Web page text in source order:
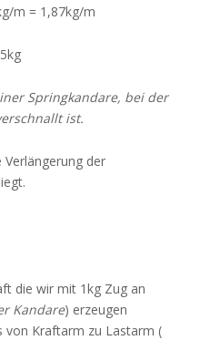
m = 1,87kg/m
Springkandare, bei der
ist.
der
die wir mit 1kg Zug an
Kandare) erzeugen
von Kraftarm zu Lastarm (